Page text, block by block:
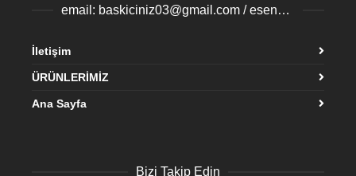
email: baskiciniz03@gmail.com / esenyurtbaski@gmail.com
İletişim
ÜRÜNLERİMİZ
Ana Sayfa
Bizi Takip Edin